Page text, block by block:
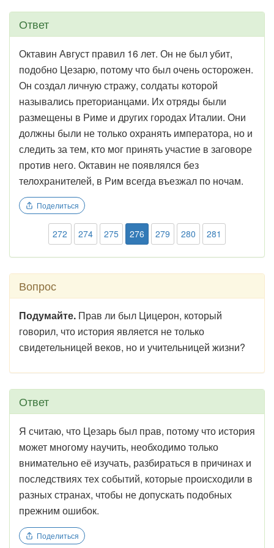
Ответ
Октавин Август правил 16 лет. Он не был убит,
подобно Цезарю, потому что был очень осторожен.
Он создал личную стражу, солдаты которой
назывались преторианцами. Их отряды были
размещены в Риме и других городах Италии. Они
должны были не только охранять императора, но и
следить за тем, кто мог принять участие в заговоре
против него. Октавин не появлялся без
телохранителей, в Рим всегда въезжал по ночам.
Поделиться
272 274 275 276 279 280 281
Вопрос
Подумайте. Прав ли был Цицерон, который
говорил, что история является не только
свидетельницей веков, но и учительницей жизни?
Ответ
Я считаю, что Цезарь был прав, потому что история
может многому научить, необходимо только
внимательно её изучать, разбираться в причинах и
последствиях тех событий, которые происходили в
разных странах, чтобы не допускать подобных
прежним ошибок.
Поделиться